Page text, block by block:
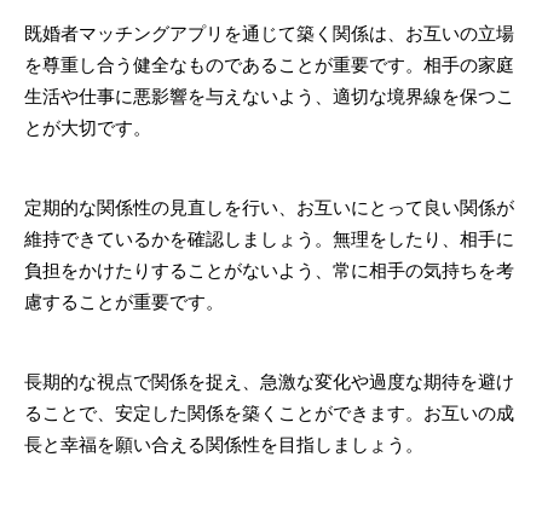
既婚者マッチングアプリを通じて築く関係は、お互いの立場
を尊重し合う健全なものであることが重要です。相手の家庭
生活や仕事に悪影響を与えないよう、適切な境界線を保つこ
とが大切です。
定期的な関係性の見直しを行い、お互いにとって良い関係が
維持できているかを確認しましょう。無理をしたり、相手に
負担をかけたりすることがないよう、常に相手の気持ちを考
慮することが重要です。
長期的な視点で関係を捉え、急激な変化や過度な期待を避け
ることで、安定した関係を築くことができます。お互いの成
長と幸福を願い合える関係性を目指しましょう。